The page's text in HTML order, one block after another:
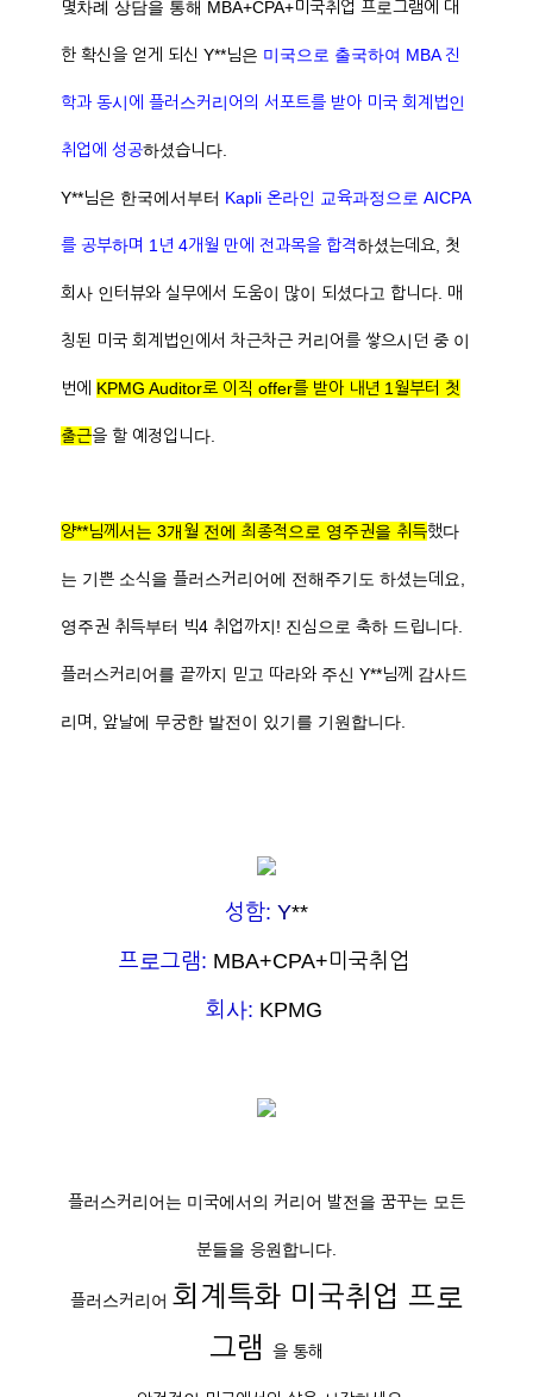
몇차례 상담을 통해 MBA+CPA+미국취업 프로그램에 대
한 확신을 얻게 되신 Y**님은 미국으로 출국하여 MBA 진
학과 동시에 플러스커리어의 서포트를 받아 미국 회계법인
취업에 성공하셨습니다.
Y**님은 한국에서부터 Kapli 온라인 교육과정으로 AICPA
를 공부하며 1년 4개월 만에 전과목을 합격하셨는데요, 첫
회사 인터뷰와 실무에서 도움이 많이 되셨다고 합니다. 매
칭된 미국 회계법인에서 차근차근 커리어를 쌓으시던 중 이
번에 KPMG Auditor로 이직 offer를 받아 내년 1월부터 첫
출근을 할 예정입니다.
양**님께서는 3개월 전에 최종적으로 영주권을 취득했다
는 기쁜 소식을 플러스커리어에 전해주기도 하셨는데요,
영주권 취득부터 빅4 취업까지! 진심으로 축하 드립니다.
플러스커리어를 끝까지 믿고 따라와 주신 Y**님께 감사드
리며, 앞날에 무궁한 발전이 있기를 기원합니다.
성함: Y**
프로그램: MBA+CPA+미국취업
회사: KPMG
플러스커리어는 미국에서의 커리어 발전을 꿈꾸는 모든
분들을 응원합니다.
플러스커리어 회계특화 미국취업 프로
그램
을 통해